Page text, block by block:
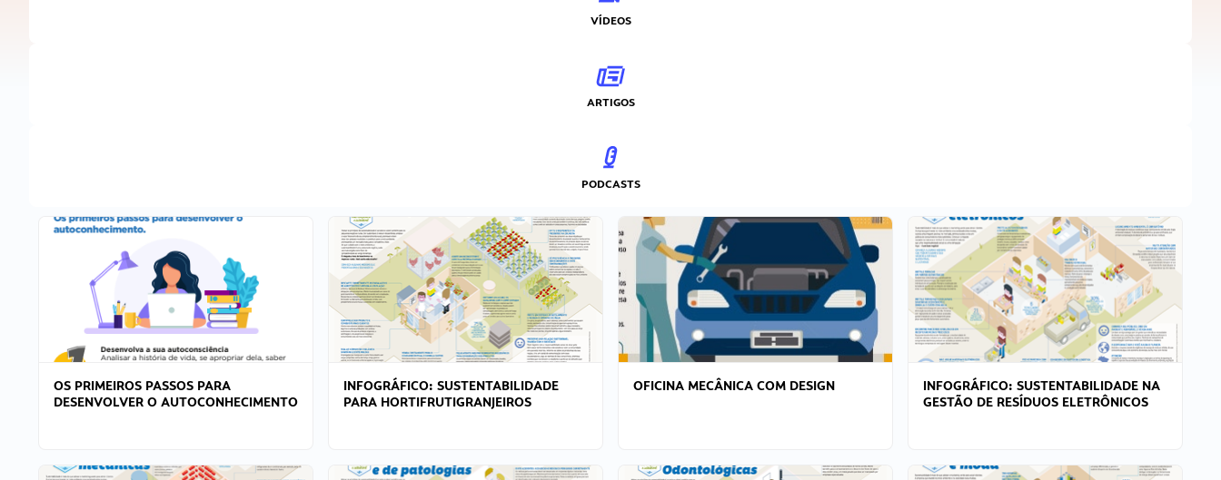
VÍDEOS
ARTIGOS
PODCASTS
OS PRIMEIROS PASSOS PARA
DESENVOLVER O AUTOCONHECIMENTO
INFOGRÁFICO: SUSTENTABILIDADE
PARA HORTIFRUTIGRANJEIROS
OFICINA MECÂNICA COM DESIGN
INFOGRÁFICO: SUSTENTABILIDADE NA
GESTÃO DE RESÍDUOS ELETRÔNICOS